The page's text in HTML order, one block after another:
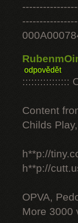
odpovědět
::::::::::::::::
Content
Childs
h**p://
h**p://
OPVA,
More 3000